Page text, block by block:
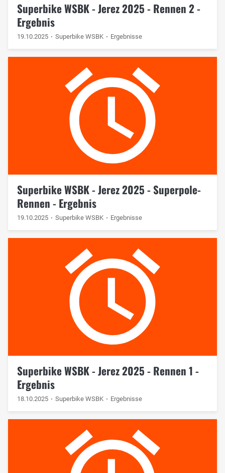
Superbike WSBK - Jerez 2025 - Rennen 2 -
Ergebnis
19.10.2025 Superbike WSBK Ergebnisse
Superbike WSBK - Jerez 2025 - Superpole-
Rennen - Ergebnis
19.10.2025 Superbike WSBK Ergebnisse
Superbike WSBK - Jerez 2025 - Rennen 1 -
Ergebnis
18.10.2025 Superbike WSBK Ergebnisse